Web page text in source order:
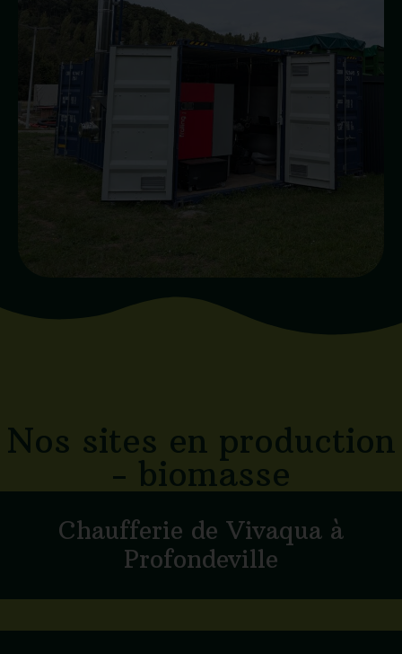
Nos sites en production
- biomasse
Chaufferie de Vivaqua à
Profondeville